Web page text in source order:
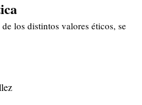
los distintos valores éticos, se